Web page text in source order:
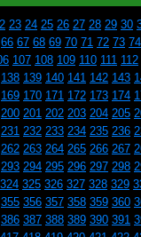
23 24 25 26 27 28 29 30
66 67 68 69 70 71 72 73 74
107 108 109 110 111 112
138 139 140 141 142 143
169 170 171 172 173 174
200 201 202 203 204 205
231 232 233 234 235 236
262 263 264 265 266 267
293 294 295 296 297 298
324 325 326 327 328 329
355 356 357 358 359 360
386 387 388 389 390 391